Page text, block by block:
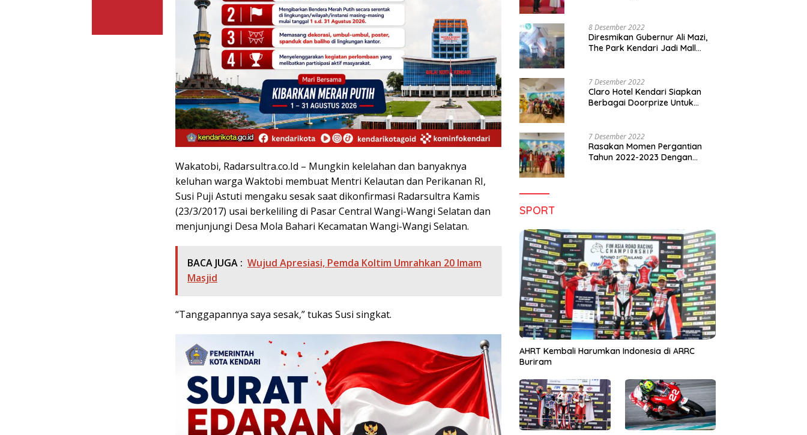
Wakatobi, Radarsultra.co.Id – Mungkin kelelahan dan banyaknya
keluhan warga Waktobi membuat Mentri Kelautan dan Perikanan RI,
Susi Puji Astuti mengaku sesak saat dikonfirmasi Radarsultra Kamis
(23/3/2017) usai berkeliling di Pasar Central Wangi-Wangi Selatan dan
menjunjungi Desa Mola Bahari Kecamatan Wangi-Wangi Selatan.
BACA JUGA : Wujud Apresiasi, Pemda Koltim Umrahkan 20 Imam
Masjid
“Tanggapannya saya sesak,” tukas Susi singkat.
8 Desember 2022
Diresmikan Gubernur Ali Mazi,
The Park Kendari Jadi Mall
7 Desember 2022
Claro Hotel Kendari Siapkan
Berbagai Doorprize Untuk
7 Desember 2022
Rasakan Momen Pergantian
Tahun 2022-2023 Dengan
SPORT
AHRT Kembali Harumkan Indonesia di ARRC
Buriram